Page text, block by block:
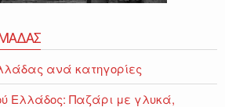
ανά κατηγορίες
Ελλάδος: Παζάρι με γλυκά,